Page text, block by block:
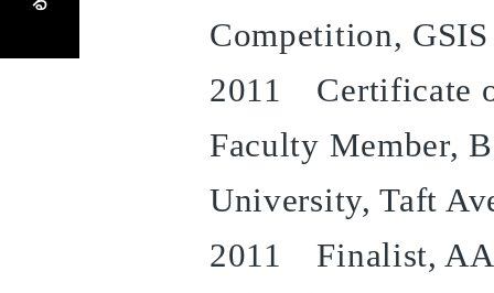
Competition,
2011 Certificate
Faculty Member,
University, Taft
2011 Finalist,